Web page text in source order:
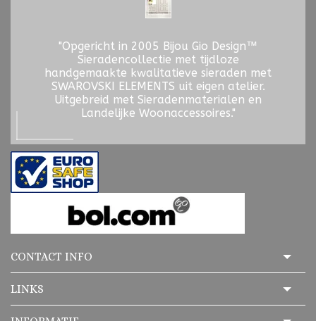
"Opgericht in 2005 Bijou Gio Design™
Sieradencollectie met tijdloze
handgemaakte kwalitatieve sieraden met
SWAROVSKI ELEMENTS uit eigen atelier.
Uitgebreid met Sieradenmaterialen en
Landelijke Woonaccessoires."
CONTACT INFO
LINKS